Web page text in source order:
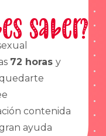
saber?
72 horas y
contenida
ayuda